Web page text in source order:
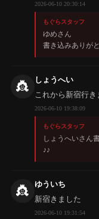
2026-06-10 20:30:14
もぐらスタッフ
ゆめさん
書き込みありが
👸
しょうへい
これから新宿行き
2026-06-10 19:38:09
もぐらスタッフ
しょうへいさん
♪♪
👸
ゆういち
新宿きました
2026-06-10 19:31:54